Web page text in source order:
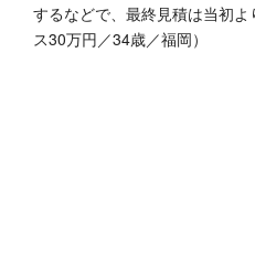
するなどで、最終見積は当初
ス30万円／34歳／福岡）